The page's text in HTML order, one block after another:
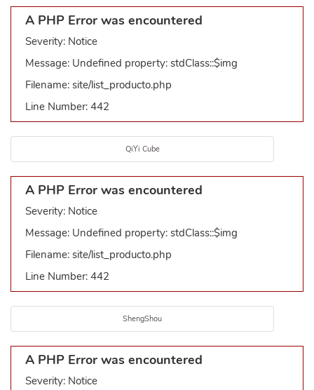
A PHP Error was encountered
Severity: Notice
Message: Undefined property: stdClass::$img
Filename: site/list_producto.php
Line Number: 442
QiYi Cube
A PHP Error was encountered
Severity: Notice
Message: Undefined property: stdClass::$img
Filename: site/list_producto.php
Line Number: 442
ShengShou
A PHP Error was encountered
Severity: Notice